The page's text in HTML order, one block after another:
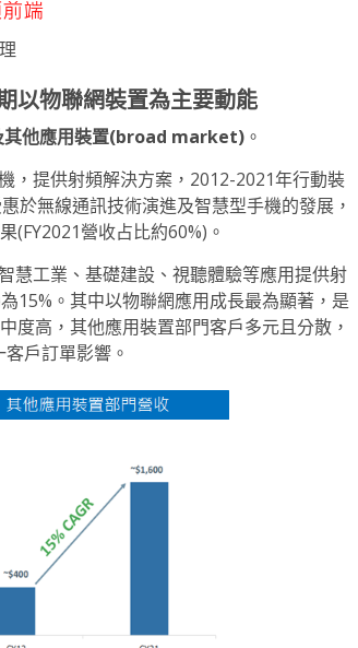
以物聯網裝置為主要動能
他應用裝置(broad market) 。
，提供射頻解決方案，2012-2021年行動裝
於無線通訊技術演進及智慧型手機的發展，
(FY2021營收占比約60%)。
慧工業、基礎建設、視聽體驗等應用提供射
15%。其中以物聯網應用成長最為顯著，是
度高，其他應用裝置部門客戶多元且分散，
戶訂單影響。